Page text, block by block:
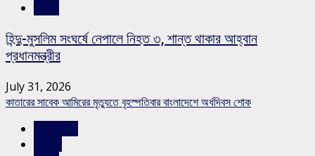
হিন্দু-মুসলিম সংঘর্ষে নেপালে নিহত ৩, শান্ত থাকার আহ্বান
প্রধানমন্ত্রীর
July 31, 2026
কাতারের সাবেক আমিরের মৃত্যুতে বৃহস্পতিবার বাংলাদেশে অর্ধদিবস শোক